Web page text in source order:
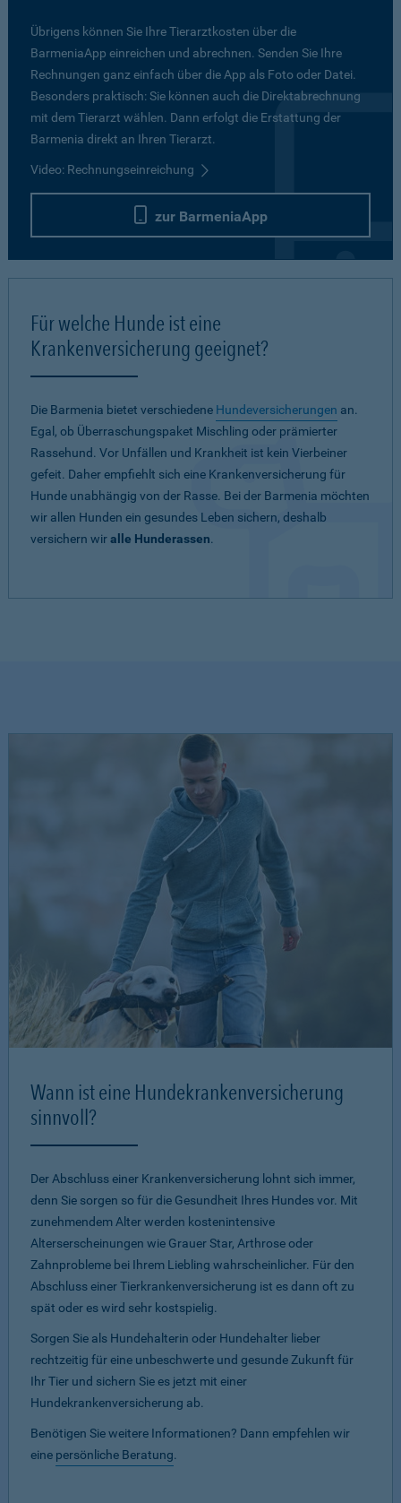
Übrigens können Sie Ihre Tierarztkosten über die
BarmeniaApp einreichen und abrechnen. Senden Sie Ihre
Rechnungen ganz einfach über die App als Foto oder Datei.
Besonders praktisch: Sie können auch die Direktabrechnung
mit dem Tierarzt wählen. Dann erfolgt die Erstattung der
Barmenia direkt an Ihren Tierarzt.
Video: Rechnungseinreichung
zur BarmeniaApp
Für welche Hunde ist eine
Krankenversicherung geeignet?
Die Barmenia bietet verschiedene Hundeversicherungen an.
Egal, ob Überraschungspaket Mischling oder prämierter
Rassehund. Vor Unfällen und Krankheit ist kein Vierbeiner
gefeit. Daher empfiehlt sich eine Krankenversicherung für
Hunde unabhängig von der Rasse. Bei der Barmenia möchten
wir allen Hunden ein gesundes Leben sichern, deshalb
versichern wiralle Hunderassen.
Wann ist eine Hundekrankenversicherung
sinnvoll?
Der Abschluss einer Krankenversicherung lohnt sich immer,
denn Sie sorgen so für die Gesundheit Ihres Hundes vor. Mit
zunehmendem Alter werden kostenintensive
Alterserscheinungen wie Grauer Star, Arthrose oder
Zahnprobleme bei Ihrem Liebling wahrscheinlicher. Für den
Abschluss einer Tierkrankenversicherung ist es dann oft zu
spät oder es wird sehr kostspielig.
Sorgen Sie als Hundehalterin oder Hundehalter lieber
rechtzeitig für eine unbeschwerte und gesunde Zukunft für
Ihr Tier und sichern Sie es jetzt mit einer
Hundekrankenversicherung ab.
Benötigen Sie weitere Informationen? Dann empfehlen wir
eine persönliche Beratung.